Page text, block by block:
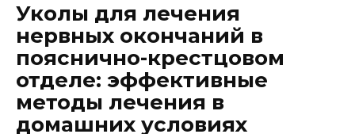
Уколы для лечения
нервных окончаний в
пояснично-крестцовом
отделе: эффективные
методы лечения в
домашних условиях